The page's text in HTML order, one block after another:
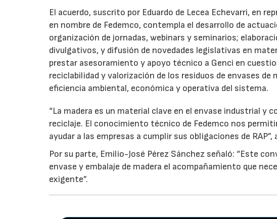
El acuerdo, suscrito por Eduardo de Lecea Echevarri, en
en nombre de Fedemco, contempla el desarrollo de
organización de jornadas, webinars y seminarios;
divulgativos, y difusión de novedades legislativas en
prestar asesoramiento y apoyo técnico a Genci en
reciclabilidad y valorización de los residuos de envases
eficiencia ambiental, económica y operativa del sistema.
“La madera es un material clave en el envase industrial y
reciclaje. El conocimiento técnico de Fedemco nos
ayudar a las empresas a cumplir sus obligaciones de
Por su parte, Emilio-José Pérez Sánchez señaló: “Este
envase y embalaje de madera el acompañamiento que
exigente”.